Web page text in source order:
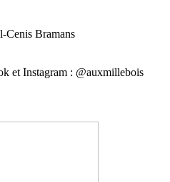
Cenis Bramans
et Instagram : @auxmillebois